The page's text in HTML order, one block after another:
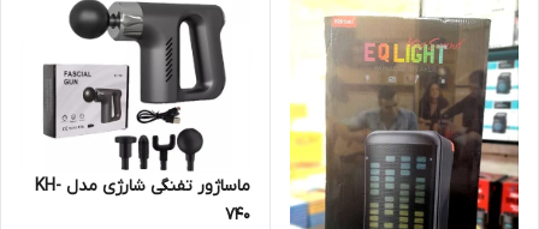
ماساژور تفنگی شارژی مدل KH-
740